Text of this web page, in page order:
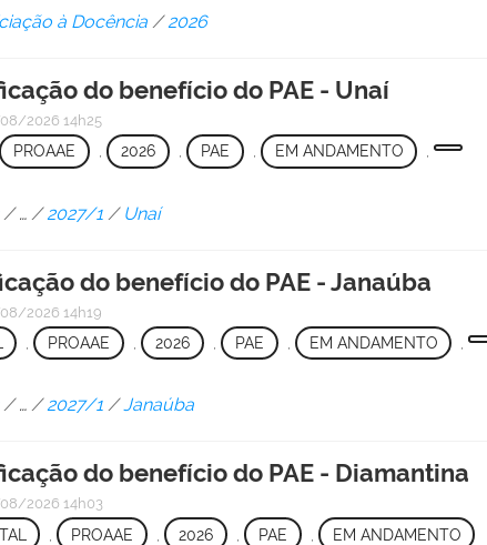
à Docência /2026
do benefício do PAE - Unaí
2026 14h25
PROAAE , 2026 , PAE , EM ANDAMENTO ,
/… /2027/1 / Unaí
do benefício do PAE - Janaúba
2026 14h19
, PROAAE , 2026 PAE EM ANDAMENTO ,
/…/2027/1 /Janaúba
do benefício do PAE - Diamantina
2026 14h03
, PROAAE , 2026 PAE EM ANDAMENTO